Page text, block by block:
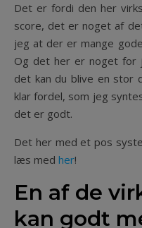
Det er fordi den her
score, det er noget af
jeg at der er mange
Og det her er noget for
det kan du blive en stor
klar fordel, som jeg
det er godt.
Det her med et pos
læs med her!
En af de
kan godt